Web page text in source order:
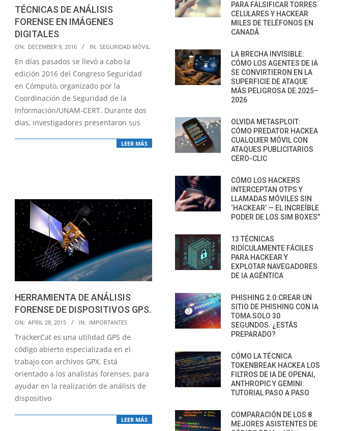
TÉCNICAS DE ANÁLISIS
FORENSE EN IMÁGENES
DIGITALES
2016-
12-
09
ON: DECEMBER 9, 2016 IN: SEGURIDAD MÓVIL
En días pasados se llevó a cabo la
edición 2016 del Congreso Seguridad
en Cómputo, organizado por la
Coordinación de Seguridad de la
Información/UNAM-CERT. Durante dos
días, investigadores presentaron sus
LEER MÁS
HERRAMIENTA DE ANÁLISIS
FORENSE DE DISPOSITIVOS GPS.
2015-
04-
28
ON: APRIL 28, 2015 IN: IMPORTANTES
TrackerCat es una utilidad GPS de
código abierto especializada en el
trabajo con archivos GPX. Está
orientado a los analistas forenses, para
ayudar en la realización de análisis de
dispositivo
LEER MÁS
PARA FALSIFICAR TORRES
CELULARES Y HACKEAR
MILES DE TELÉFONOS EN
CANADÁ
LA BRECHA INVISIBLE:
CÓMO LOS AGENTES DE IA
SE CONVIRTIERON EN LA
SUPERFICIE DE ATAQUE
MÁS PELIGROSA DE 2025–
2026
OLVIDA METASPLOIT:
CÓMO PREDATOR HACKEA
CUALQUIER MÓVIL CON
ATAQUES PUBLICITARIOS
CERO-CLIC
CÓMO LOS HACKERS
INTERCEPTAN OTPS Y
LLAMADAS MÓVILES SIN
‘HACKEAR’ — EL INCREÍBLE
PODER DE LOS SIM BOXES”
13 TÉCNICAS
RIDÍCULAMENTE FÁCILES
PARA HACKEAR Y
EXPLOTAR NAVEGADORES
DE IA AGÉNTICA
PHISHING 2.0:CREAR UN
SITIO DE PHISHING CON IA
TOMA SOLO 30
SEGUNDOS. ¿ESTÁS
PREPARADO?
CÓMO LA TÉCNICA
TOKENBREAK HACKEA LOS
FILTROS DE IA DE OPENAI,
ANTHROPIC Y GEMINI:
TUTORIAL PASO A PASO
COMPARACIÓN DE LOS 8
MEJORES ASISTENTES DE